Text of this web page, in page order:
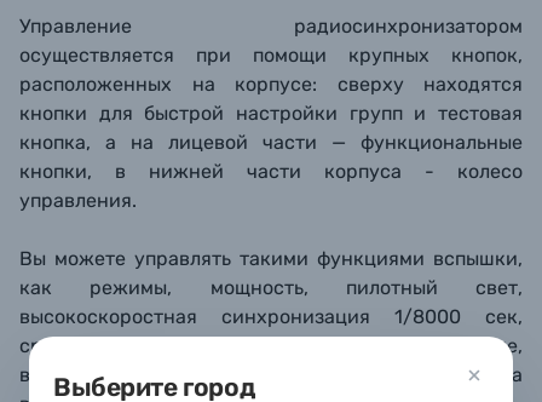
Выберите город
Управление радиосинхронизатором
осуществляется при помощи крупных кнопок,
расположенных на корпусе: сверху находятся
кнопки для быстрой настройки групп и тестовая
кнопка, а на лицевой части — функциональные
кнопки, в нижней части корпуса - колесо
управления.
Вы можете управлять такими функциями вспышки,
как режимы, мощность, пилотный свет,
высокоскоростная синхронизация 1/8000 сек,
срабатывание по передней или задней шторке,
включение и выключение звукового сигнала